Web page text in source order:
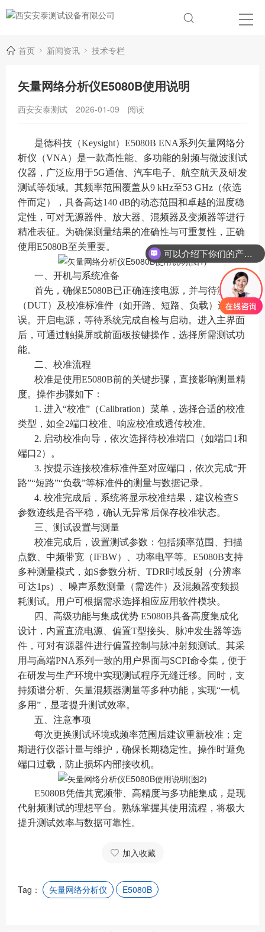
首页 新闻资讯 技术专栏
矢量网络分析仪E5080B使用说明
西安安泰测试 2026-01-09 阅读
是德科技（Keysight）E5080B ENA系列矢量网络分
析仪（VNA）是一款高性能、多功能的射频与微波测试
仪器，广泛应用于5G通信、汽车电子、航空航天及研发
测试等领域。其频率范围覆盖从9 kHz至53 GHz（依选
件而定），具备高达140 dB的动态范围和卓越的温度稳
定性，可对无源器件、放大器、混频器及变频器等进行
精准表征。为确保测量结果的准确性与可重复性，正确
使用E5080B至关重要。
一、开机与系统准备
首先，确保E5080B已正确连接电源，并与待测件
（DUT）及校准标准件（如开路、短路、负载）连接无
误。开启电源，等待系统完成自检与启动。进入主界面
后，可通过触摸屏或前面板按键操作，选择所需测试功
能。
二、校准流程
校准是使用E5080B前的关键步骤，直接影响测量精
度。操作步骤如下：
1. 进入“校准”（Calibration）菜单，选择合适的校准
类型，如全2端口校准、响应校准或透传校准。
2. 启动校准向导，依次选择待校准端口（如端口1和
端口2）。
3. 按提示连接校准标准件至对应端口，依次完成“开
路”“短路”“负载”等标准件的测量与数据记录。
4. 校准完成后，系统将显示校准结果，建议检查S
参数迹线是否平稳，确认无异常后保存校准状态。
三、测试设置与测量
校准完成后，设置测试参数：包括频率范围、扫描
点数、中频带宽（IFBW）、功率电平等。E5080B支持
多种测量模式，如S参数分析、TDR时域反射（分辨率
可达1ps）、噪声系数测量（需选件）及混频器变频损
耗测试。用户可根据需求选择相应应用软件模块。
四、高级功能与集成优势 E5080B具备高度集成化
设计，内置直流电源、偏置T型接头、脉冲发生器等选
件，可对有源器件进行偏置控制与脉冲射频测试。其采
用与高端PNA系列一致的用户界面与SCPI命令集，便于
在研发与生产环境中实现测试程序无缝迁移。同时，支
持频谱分析、矢量混频器测量等多种功能，实现“一机
多用”，显著提升测试效率。
五、注意事项
每次更换测试环境或频率范围后建议重新校准；定
期进行仪器计量与维护，确保长期稳定性。操作时避免
端口过载，防止损坏内部接收机。
E5080B凭借其宽频带、高精度与多功能集成，是现
代射频测试的理想平台。熟练掌握其使用流程，将极大
提升测试效率与数据可靠性。
加入收藏
Tag： 矢量网络分析仪 E5080B
可以介绍下你们的产品么？